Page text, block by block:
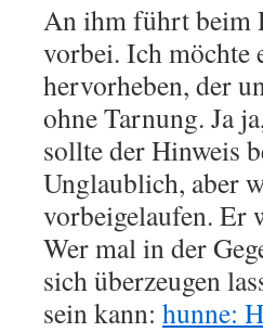
An ihm führt beim
vorbei. Ich möchte
hervorheben, der
ohne Tarnung. Ja
sollte der Hinweis
Unglaublich, aber
vorbeigelaufen. Er
Wer mal in der
sich überzeugen
sein kann: hunne: